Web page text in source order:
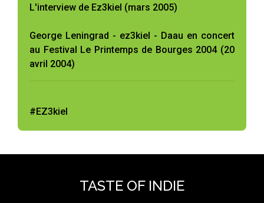
L'interview de Ez3kiel (mars 2005)
George Leningrad - ez3kiel - Daau en concert
au Festival Le Printemps de Bourges 2004 (20
avril 2004)
#EZ3kiel
TASTE OF INDIE